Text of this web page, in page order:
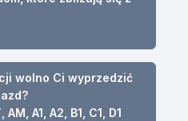
wolno Ci wyprzedzić
A1, A2, B1, C1, D1